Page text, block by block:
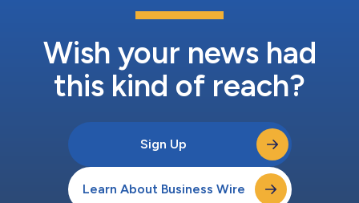
Kioxia将发表主旨演讲并参与多场涵盖广泛议题的会议。 主旨演
讲： 《利用闪存和SSD为AI时代重新定义数据中心存储...
Wish your news had
this kind of reach?
Sign Up
Learn About Business Wire